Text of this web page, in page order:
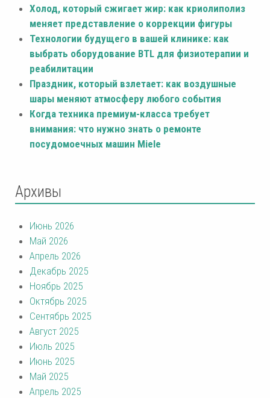
Холод, который сжигает жир: как криолиполиз
меняет представление о коррекции фигуры
Технологии будущего в вашей клинике: как
выбрать оборудование BTL для физиотерапии и
реабилитации
Праздник, который взлетает: как воздушные
шары меняют атмосферу любого события
Когда техника премиум-класса требует
внимания: что нужно знать о ремонте
посудомоечных машин Miele
Архивы
Июнь 2026
Май 2026
Апрель 2026
Декабрь 2025
Ноябрь 2025
Октябрь 2025
Сентябрь 2025
Август 2025
Июль 2025
Июнь 2025
Май 2025
Апрель 2025